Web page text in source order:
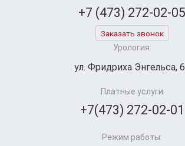
+7 (473) 272-02-05
Заказать звонок
Урология:
ул. Фридриха Энгельса,
Платные услуги
+7(473) 272-02-01
Режим работы: